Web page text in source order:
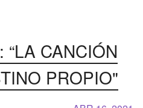
CANCIÓN
PROPIO"